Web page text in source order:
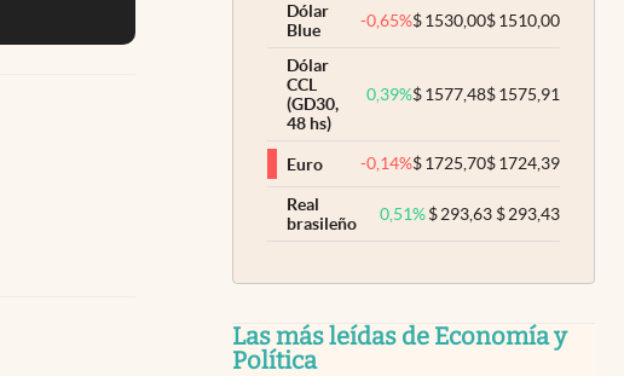
Dólar
Blue
-0,65%$1530,00$1510,00
Dólar
CCL
(GD30,
48 hs)
0,39%$1577,48$1575,91
Euro -0,14%$1725,70$1724,39
Real
brasileño
0,51% $293,63 $293,43
Las más leídas de Economía y
Política